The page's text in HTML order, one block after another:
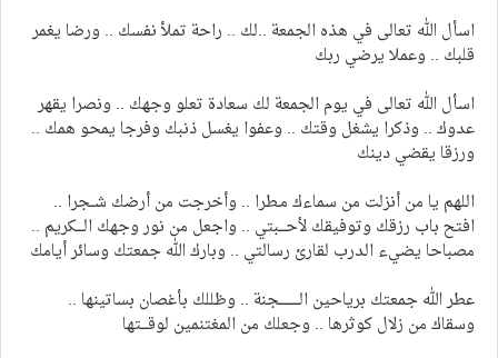
اسأل الله تعالى في هذه الجمعة ..لك .. راحة تملأ نفسك .. ورضا يغمر
قلبك .. وعملا يرضي ربك
اسأل الله تعالى في يوم الجمعة لك سعادة تعلو وجهك .. ونصرا يقهر
عدوك .. وذكرا يشغل وقتك .. وعفوا يغسل ذنبك وفرجا يمحو همك ..
ورزقا يقضي دينك
اللهم يا من أنزلت من سماءك مـطرا .. وأخرجت من أرضك شــجرا ..
افتح باب رزقك وتوفيقك لأحـــبتي .. واجعل من نور وجهك الـــكريم ..
مصباحا يضيء الدرب لقارئ رسالتي .. وبارك الله جمعتك وسائر أيامك
عطر الله جمعتك برياحين الـــــــــجنة .. وظللك بأغصان بساتينها ..
وسقاك من زلال كوثرها .. وجعلك من المغتنمين لوقـــتها